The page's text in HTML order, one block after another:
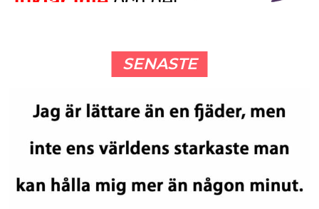
SENASTE